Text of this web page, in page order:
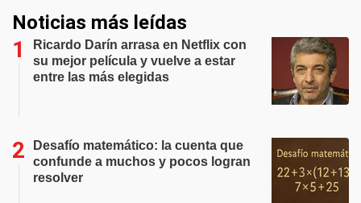
Noticias más leídas
Ricardo Darín arrasa en Netflix con
su mejor película y vuelve a estar
entre las más elegidas
Desafío matemático: la cuenta que
confunde a muchos y pocos logran
resolver